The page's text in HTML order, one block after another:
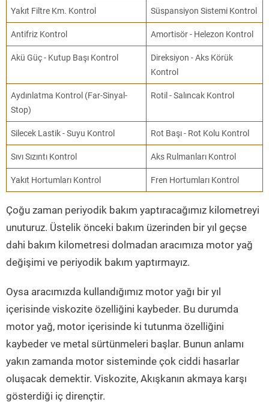
Yakıt Filtre Km. Kontrol Süspansiyon Sistemi Kontrol
Antifriz Kontrol Amortisör - Helezon Kontrol
Akü Güç - Kutup Başı Kontrol
Direksiyon - Aks Körük
Kontrol
Aydınlatma Kontrol (Far-Sinyal-
Stop)
Rotil - Salıncak Kontrol
Silecek Lastik - Suyu Kontrol Rot Başı - Rot Kolu Kontrol
Sıvı Sızıntı Kontrol Aks Rulmanları Kontrol
Yakıt Hortumları Kontrol Fren Hortumları Kontrol
Çoğu zaman periyodik bakım yaptıracağımız kilometreyi
unuturuz. Üstelik önceki bakım üzerinden bir yıl geçse
dahi bakım kilometresi dolmadan aracımıza motor yağ
değişimi ve periyodik bakım yaptırmayız.
Oysa aracımızda kullandığımız motor yağı bir yıl
içerisinde viskozite özelliğini kaybeder. Bu durumda
motor yağ, motor içerisinde ki tutunma özelliğini
kaybeder ve metal sürtünmeleri başlar. Bunun anlamı
yakın zamanda motor sisteminde çok ciddi hasarlar
oluşacak demektir. Viskozite, Akışkanın akmaya karşı
gösterdiği iç dirençtir.